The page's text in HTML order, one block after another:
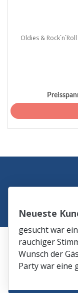
Oldies &
Neueste
gesucht war
rauchiger
Wunsch der
Party war eine